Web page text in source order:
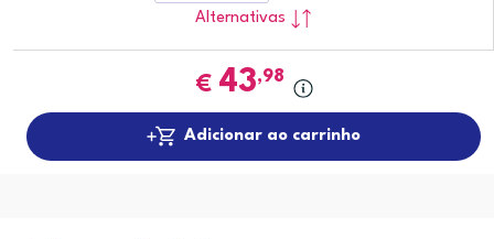
Alternativas
€ 43,98
Adicionar ao carrinho